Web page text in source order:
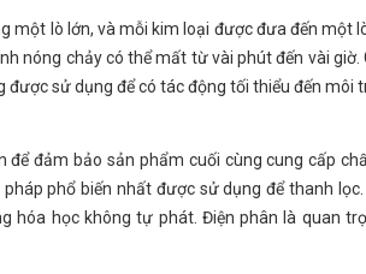
một lò lớn, và mỗi kim loại được đưa đến một
nóng chảy có thể mất từ ​​vài phút đến vài giờ.
sử dụng để có tác động tối thiểu đến môi
đảm bảo sản phẩm cuối cùng cung cấp
phổ biến nhất được sử dụng để thanh lọc.
hóa học không tự phát. Điện phân là quan